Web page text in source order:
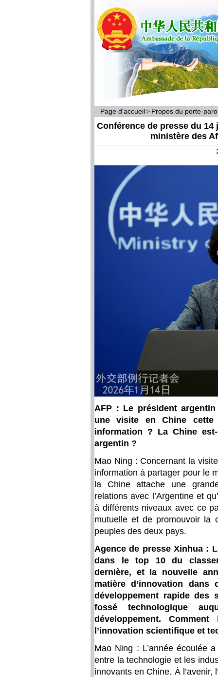
Page d'accueil > Propos du porte-
Conférence de presse du
ministère des
AFP : Le président
une visite en Chine cette
information ? La Chine
argentin ?
Mao Ning : Concernant la
information à partager pour le
la Chine attache une
relations avec l’Argentine et
à différents niveaux avec ce
mutuelle et de promouvoir la
peuples des deux pays.
Agence de presse Xinhua :
dans le top 10 du
dernière, et la nouvelle
matière d’innovation
développement rapide des
fossé technologique
développement.
l’innovation scientifique et
Mao Ning : L’année écoulée
entre la technologie et les
innovants en Chine. À